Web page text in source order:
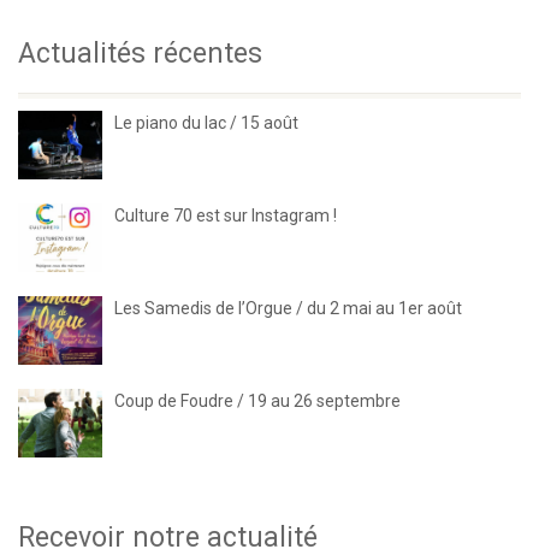
Actualités récentes
Le piano du lac / 15 août
Culture 70 est sur Instagram !
Les Samedis de l’Orgue / du 2 mai au 1er août
Coup de Foudre / 19 au 26 septembre
Recevoir notre actualité